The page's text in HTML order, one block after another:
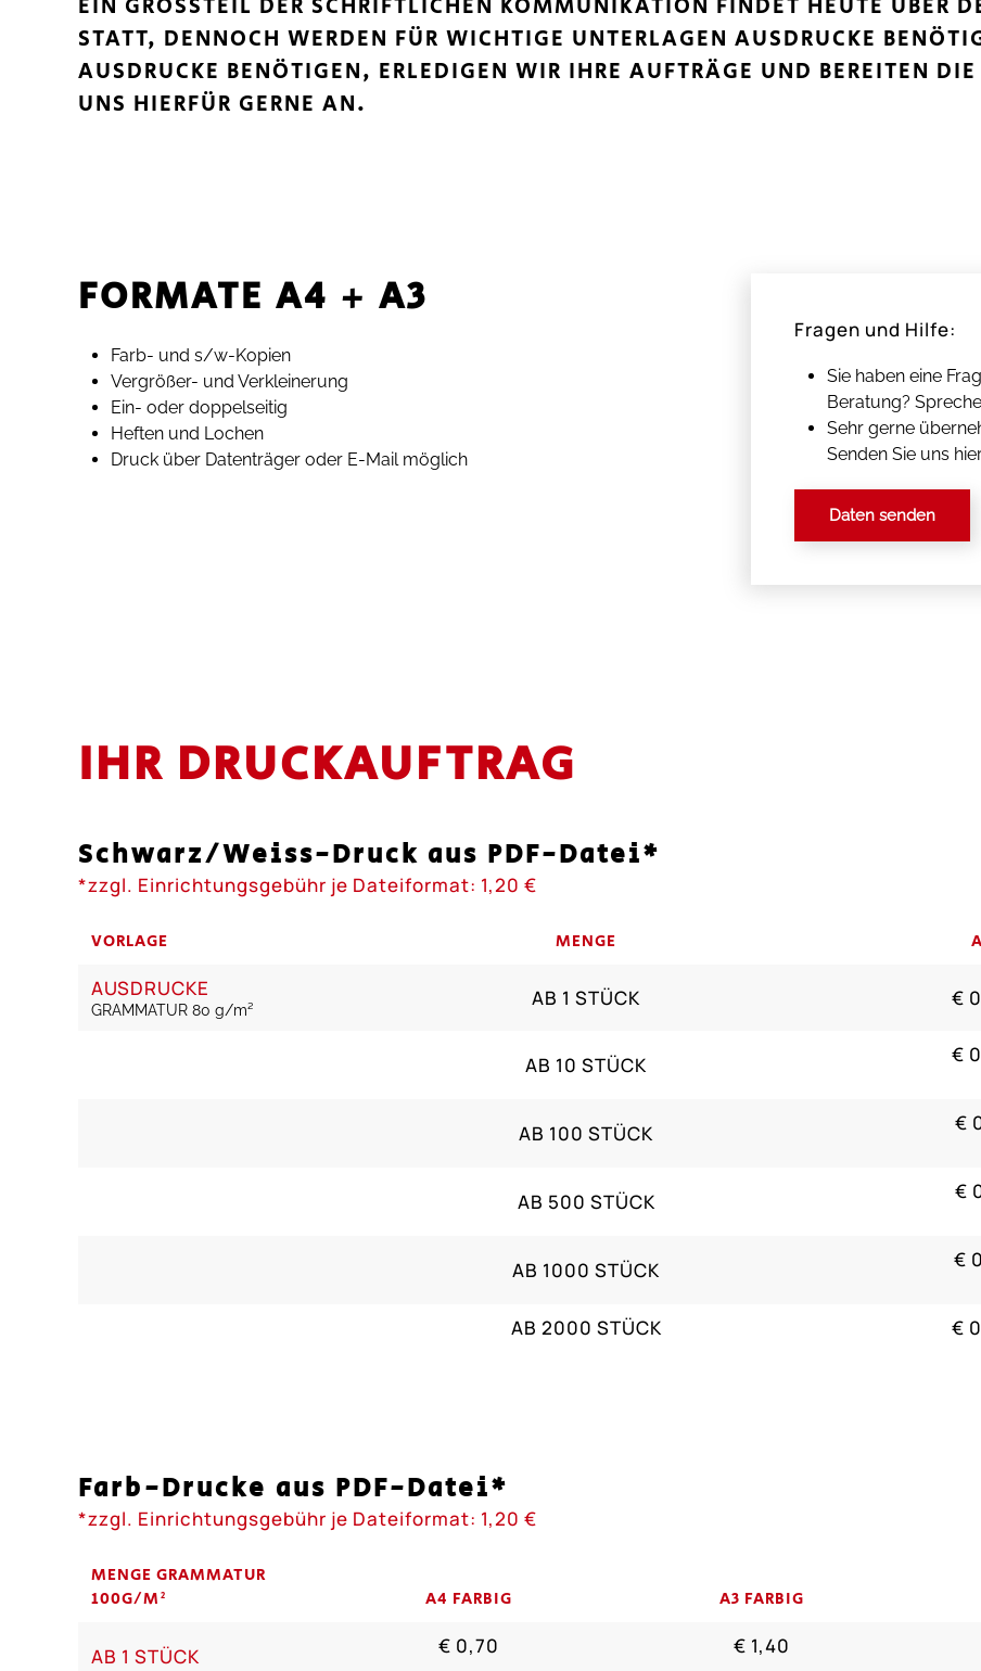
EIN GROSSTEIL DER SCHRIFTLICHEN KOMMUNIKATION FINDET HEUTE ÜBER
TATT, DENNOCH WERDEN FÜR WICHTIGE UNTERLAGEN AUSDRUCKE
USDRUCKE BENÖTIGEN, ERLEDIGEN WIR IHRE AUFTRÄGE UND BEREITEN DIE
NS HIERFÜR GERNE AN.
FORMATE A4 + A3
Farb- und s/w-Kopien
Vergrößer- und Verkleinerung
Ein- oder doppelseitig
Heften und Lochen
Druck über Datenträger oder E-Mail möglich
Fragen und Hilfe:
Sie haben eine
Beratung?
Sehr gerne
Senden Sie uns
Daten senden
IHR DRUCKAUFTRAG
Schwarz/Weiss-Druck aus PDF-Datei*
*zzgl. Einrichtungsgebühr je Dateiformat: 1,20 €
VORLAGE MENGE
AUSDRUCKE
GRAMMATUR 80 g/m² AB 1 STÜCK €
AB 10 STÜCK €
AB 100 STÜCK €
AB 500 STÜCK €
AB 1000 STÜCK €
AB 2000 STÜCK €
Farb-Drucke aus PDF-Datei*
*zzgl. Einrichtungsgebühr je Dateiformat: 1,20 €
MENGE GRAMMATUR
100G/M²
A4 FARBIG A3 FARBIG
AB 1 STÜCK € 0,70 € 1,40